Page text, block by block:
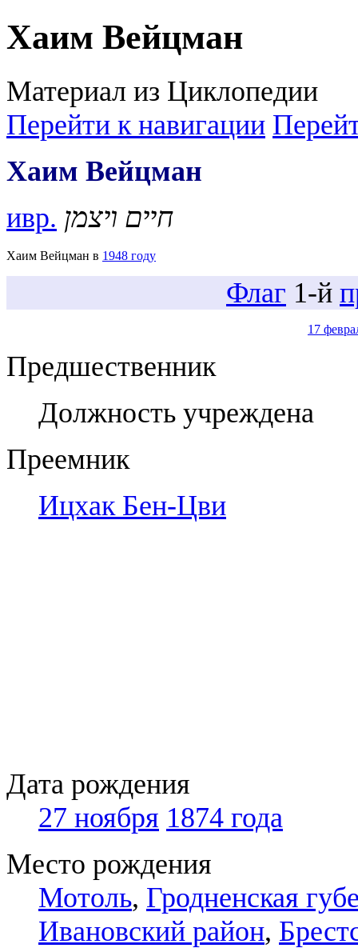
Хаим Вейцман
Материал из Циклопедии
Перейти к навигации
Хаим Вейцман
ивр. חיים ויצמן
Хаим Вейцман в 1948 году
Флаг 1‑й
17
Предшественник
Должность учреждена
Преемник
Ицхак Бен-Цви
Дата рождения
27 ноября 1874 года
Место рождения
Мотоль, Гродненская
Ивановский район,